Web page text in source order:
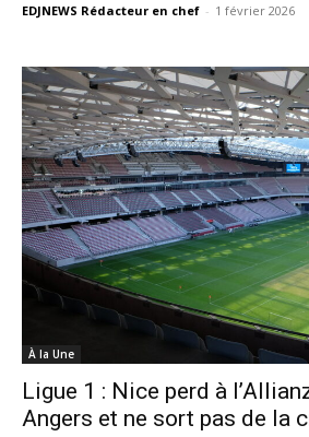
EDJNEWS Rédacteur en chef - 1 février 2026
À la Une
Ligue 1 : Nice perd à
Angers et ne sort pas de la